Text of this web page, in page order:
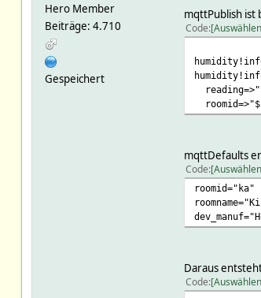
Hero Member
Beiträge: 4.710
Gespeichert
mqttPublish ist
Code Auswählen
mqttDefaults
Code Auswählen
roomid="ka"
Daraus
Code Auswählen